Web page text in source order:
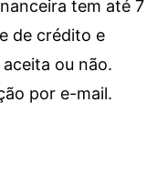
tem até 7
de crédito e
ou não.
por e-mail.